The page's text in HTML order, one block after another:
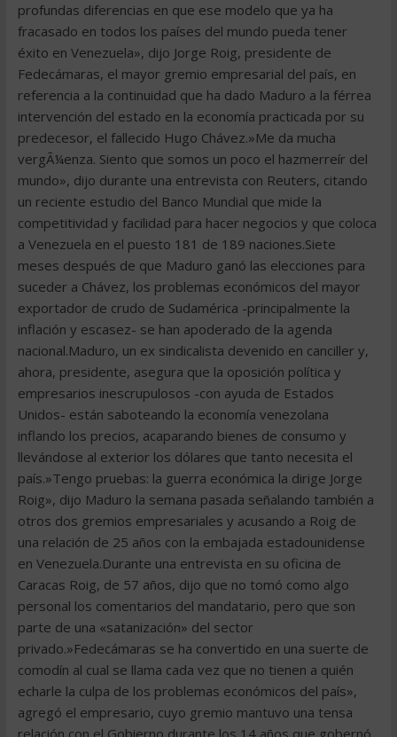
profundas diferencias en que ese modelo que ya ha
fracasado en todos los países del mundo pueda tener
éxito en Venezuela», dijo Jorge Roig, presidente de
Fedecámaras, el mayor gremio empresarial del país, en
referencia a la continuidad que ha dado Maduro a la férrea
intervención del estado en la economía practicada por su
predecesor, el fallecido Hugo Chávez.»Me da mucha
vergÃ¼enza. Siento que somos un poco el hazmerreír del
mundo», dijo durante una entrevista con Reuters, citando
un reciente estudio del Banco Mundial que mide la
competitividad y facilidad para hacer negocios y que coloca
a Venezuela en el puesto 181 de 189 naciones.Siete
meses después de que Maduro ganó las elecciones para
suceder a Chávez, los problemas económicos del mayor
exportador de crudo de Sudamérica -principalmente la
inflación y escasez- se han apoderado de la agenda
nacional.Maduro, un ex sindicalista devenido en canciller y,
ahora, presidente, asegura que la oposición política y
empresarios inescrupulosos -con ayuda de Estados
Unidos- están saboteando la economía venezolana
inflando los precios, acaparando bienes de consumo y
llevándose al exterior los dólares que tanto necesita el
país.»Tengo pruebas: la guerra económica la dirige Jorge
Roig», dijo Maduro la semana pasada señalando también a
otros dos gremios empresariales y acusando a Roig de
una relación de 25 años con la embajada estadounidense
en Venezuela.Durante una entrevista en su oficina de
Caracas Roig, de 57 años, dijo que no tomó como algo
personal los comentarios del mandatario, pero que son
parte de una «satanización» del sector
privado.»Fedecámaras se ha convertido en una suerte de
comodín al cual se llama cada vez que no tienen a quién
echarle la culpa de los problemas económicos del país»,
agregó el empresario, cuyo gremio mantuvo una tensa
relación con el Gobierno durante los 14 años que gobernó